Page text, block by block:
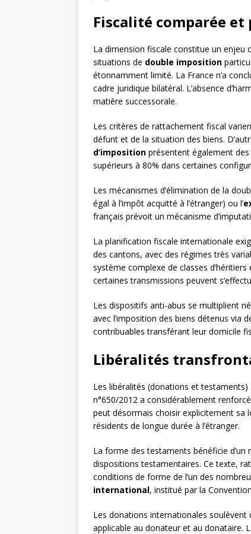
Fiscalité comparée
La dimension fiscale constitue un enjeu
situations de double imposition
étonnamment limité. La France n’a
cadre juridique bilatéral. L’absence
matière successorale.
Les critères de rattachement fiscal
défunt et de la situation des biens.
d’imposition présentent également
supérieurs à 80% dans certaines
Les mécanismes d’élimination de la
égal à l’impôt acquitté à l’étranger) ou l’
français prévoit un mécanisme
La planification fiscale internationale
des cantons, avec des régimes très
système complexe de classes
certaines transmissions peuvent
Les dispositifs anti-abus se multiplient
avec l’imposition des biens détenus via
contribuables transférant leur domicile
Libéralités
Les libéralités (donations et
n°650/2012 a considérablement
peut désormais choisir explicitement sa
résidents de longue durée à l’étranger.
La forme des testaments bénéficie
dispositions testamentaires. Ce texte,
conditions de forme de l’un des
international, institué par la
Les donations internationales
applicable au donateur et au donataire.